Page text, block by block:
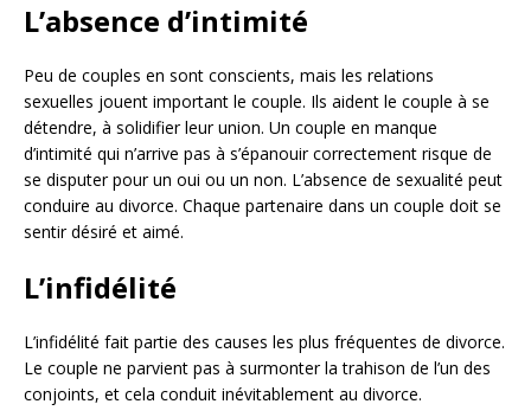
L’absence d’intimité
Peu de couples en sont conscients, mais les relations
sexuelles jouent important le couple. Ils aident le couple à se
détendre, à solidifier leur union. Un couple en manque
d’intimité qui n’arrive pas à s’épanouir correctement risque de
se disputer pour un oui ou un non. L’absence de sexualité peut
conduire au divorce. Chaque partenaire dans un couple doit se
sentir désiré et aimé.
L’infidélité
L’infidélité fait partie des causes les plus fréquentes de divorce.
Le couple ne parvient pas à surmonter la trahison de l’un des
conjoints, et cela conduit inévitablement au divorce.